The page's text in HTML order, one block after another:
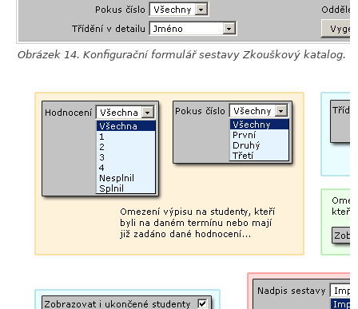
Obrázek 14. Konfigurační formulář sestavy Zkouškový katalog.